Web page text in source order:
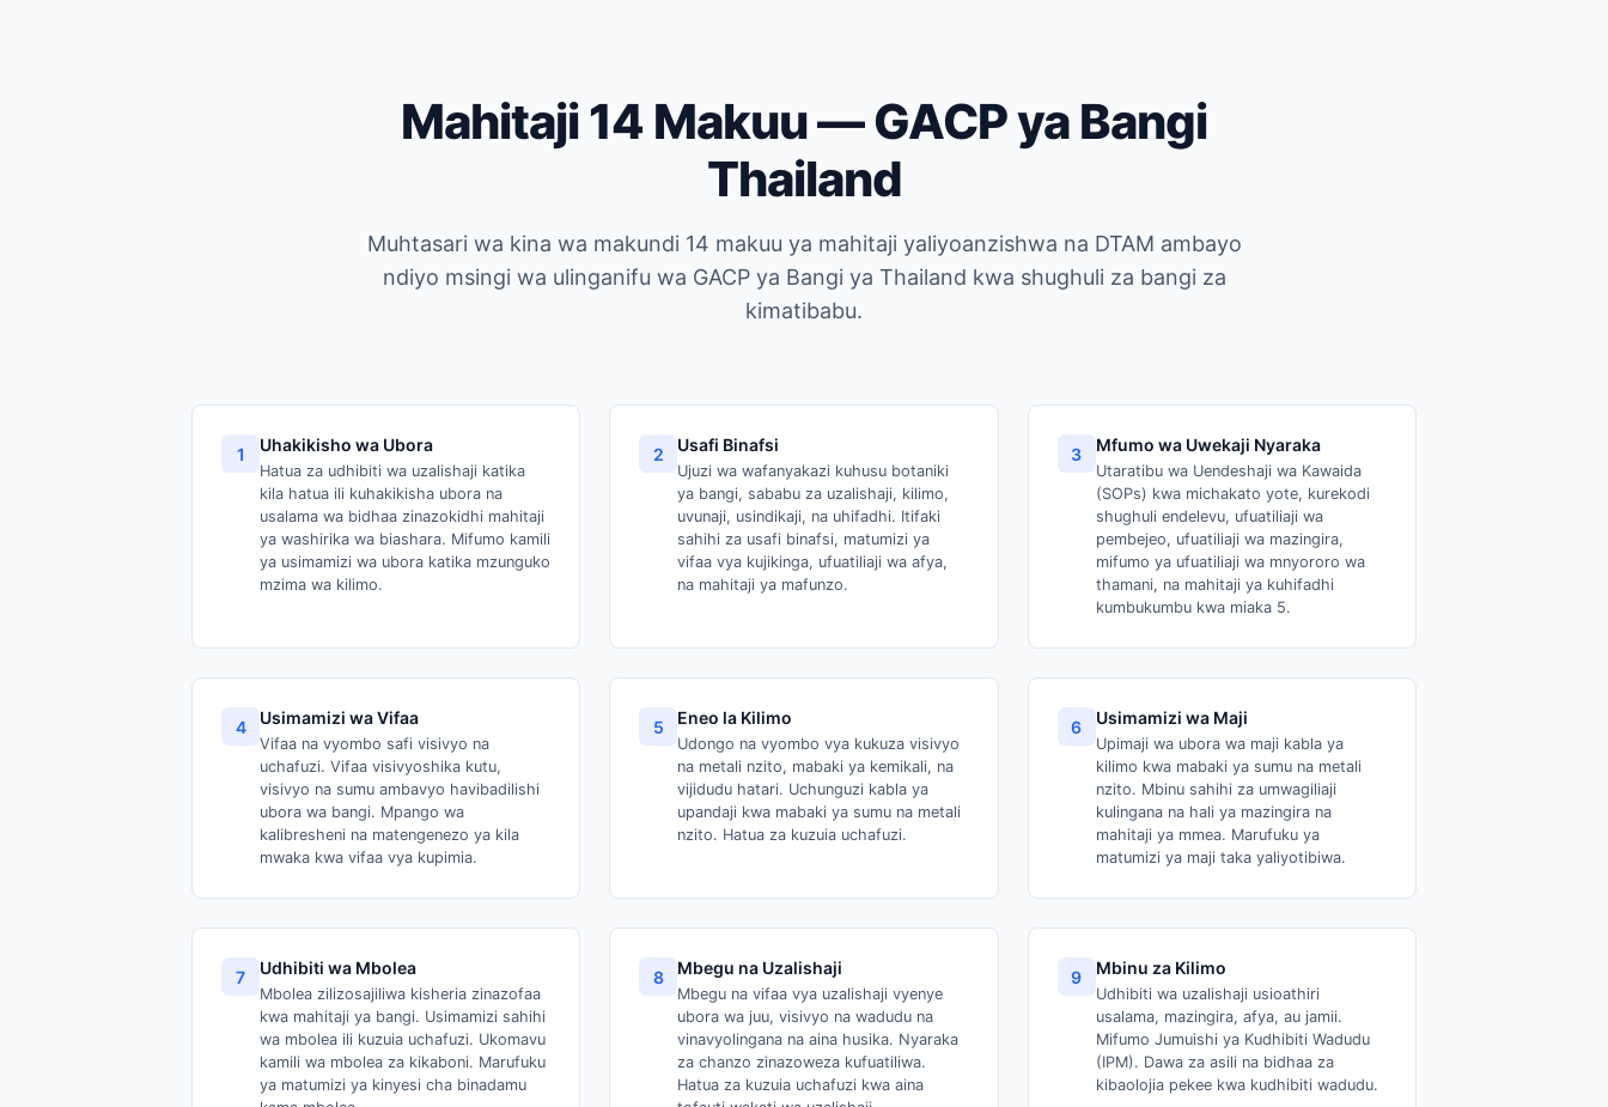
Mahitaji 14 Makuu — GACP ya Bangi
Thailand
Muhtasari wa kina wa makundi 14 makuu ya mahitaji yaliyoanzishwa na DTAM ambayo
ndiyo msingi wa ulinganifu wa GACP ya Bangi ya Thailand kwa shughuli za bangi za
kimatibabu.
1 Uhakikisho wa Ubora
Hatua za udhibiti wa uzalishaji katika
kila hatua ili kuhakikisha ubora na
usalama wa bidhaa zinazokidhi mahitaji
ya washirika wa biashara. Mifumo kamili
ya usimamizi wa ubora katika mzunguko
mzima wa kilimo.
2 Usafi Binafsi
Ujuzi wa wafanyakazi kuhusu botaniki
ya bangi, sababu za uzalishaji, kilimo,
uvunaji, usindikaji, na uhifadhi. Itifaki
sahihi za usafi binafsi, matumizi ya
vifaa vya kujikinga, ufuatiliaji wa afya,
na mahitaji ya mafunzo.
3 Mfumo wa Uwekaji Nyaraka
Utaratibu wa Uendeshaji wa Kawaida
(SOPs) kwa michakato yote, kurekodi
shughuli endelevu, ufuatiliaji wa
pembejeo, ufuatiliaji wa mazingira,
mifumo ya ufuatiliaji wa mnyororo wa
thamani, na mahitaji ya kuhifadhi
kumbukumbu kwa miaka 5.
4 Usimamizi wa Vifaa
Vifaa na vyombo safi visivyo na
uchafuzi. Vifaa visivyoshika kutu,
visivyo na sumu ambavyo havibadilishi
ubora wa bangi. Mpango wa
kalibresheni na matengenezo ya kila
mwaka kwa vifaa vya kupimia.
5 Eneo la Kilimo
Udongo na vyombo vya kukuza visivyo
na metali nzito, mabaki ya kemikali, na
vijidudu hatari. Uchunguzi kabla ya
upandaji kwa mabaki ya sumu na metali
nzito. Hatua za kuzuia uchafuzi.
6 Usimamizi wa Maji
Upimaji wa ubora wa maji kabla ya
kilimo kwa mabaki ya sumu na metali
nzito. Mbinu sahihi za umwagiliaji
kulingana na hali ya mazingira na
mahitaji ya mmea. Marufuku ya
matumizi ya maji taka yaliyotibiwa.
7 Udhibiti wa Mbolea
Mbolea zilizosajiliwa kisheria zinazofaa
kwa mahitaji ya bangi. Usimamizi sahihi
wa mbolea ili kuzuia uchafuzi. Ukomavu
kamili wa mbolea za kikaboni. Marufuku
ya matumizi ya kinyesi cha binadamu
8 Mbegu na Uzalishaji
Mbegu na vifaa vya uzalishaji vyenye
ubora wa juu, visivyo na wadudu na
vinavyolingana na aina husika. Nyaraka
za chanzo zinazoweza kufuatiliwa.
Hatua za kuzuia uchafuzi kwa aina
9 Mbinu za Kilimo
Udhibiti wa uzalishaji usioathiri
usalama, mazingira, afya, au jamii.
Mifumo Jumuishi ya Kudhibiti Wadudu
(IPM). Dawa za asili na bidhaa za
kibaolojia pekee kwa kudhibiti wadudu.